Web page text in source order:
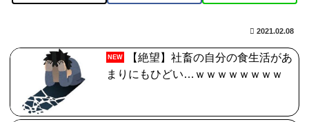
【FGO】周年なんだからログレス復刻してくれたらいい
2021.02.08
NEW
【絶望】社畜の自分の食生活があ
まりにもひどい…ｗｗｗｗｗｗｗｗ